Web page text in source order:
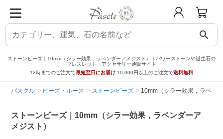
search
ストーンビーズ｜10mm（シラー効果，ラベンダーアメジスト）｜パワーストーンや誕生石の
ブレスレット・アクセサリー通販サイト
12時までのご注文で最短翌日にお届け 10,000円以上のご注文で送料無料
パスクル ビーズ・ルース ストーンビーズ 10mm（シラー効果，ラベン
ストーンビーズ｜10mm（シラー効果，ラベンダーア
メジスト）